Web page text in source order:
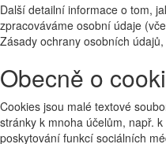
Další detailní informace o tom,
zpracováváme osobní údaje
Zásady ochrany osobních
Obecně o
Cookies jsou malé textové
stránky k mnoha účelům, např.
poskytování funkcí sociálních